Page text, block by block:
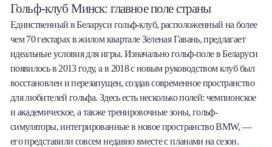
Гольф-клуб Минск: главное поле страны
Единственный в Беларуси гольф-клуб, расположенный на более
чем 70 гектарах в жилом квартале Зеленая Гавань, предлагает
идеальные условия для игры. Изначально гольф-поле в Беларуси
появилось в 2013 году, а в 2018 с новым руководством клуб был
восстановлен и перезапущен, создав современное пространство
для любителей гольфа. Здесь есть несколько полей: чемпионское
и академическое, а также тренировочные зоны, гольф-
симуляторы, интегрированные в новое пространство BMW, —
его представили совсем недавно вместе с планами на сезон.